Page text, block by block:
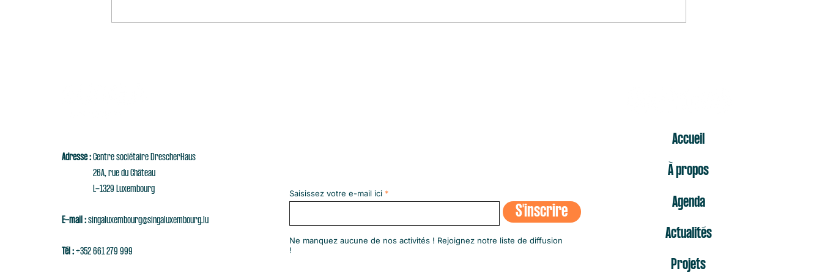
Adresse :Centre sociétaire DrescherHaus
26A, rue du Château
L-1329 Luxembourg
E-mail :singaluxembourg@singaluxembourg.lu
Tél :+352 661 279 999
Saisissez votre e-mail ici
S'inscrire
​Ne manquez aucune de nos activités ! Rejoignez notre liste de diffusion
!
Accueil
À propos
Agenda
Actualités
Projets